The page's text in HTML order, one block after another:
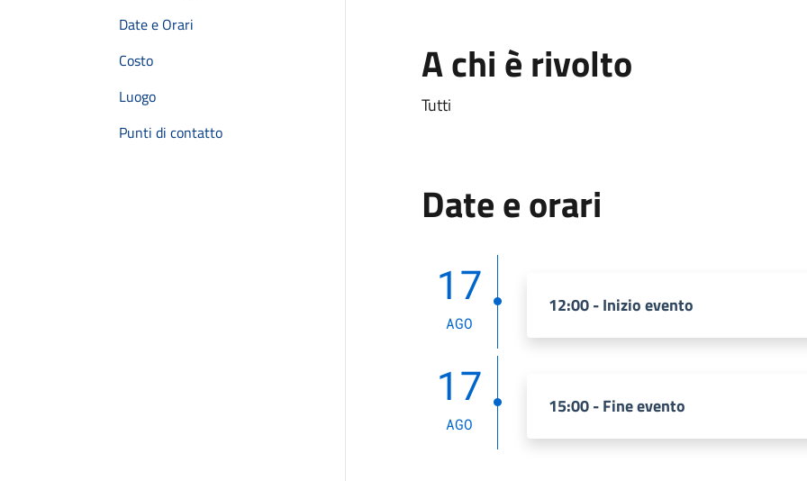
Date e Orari
Costo
Luogo
Punti di contatto
A chi è rivolto
Tutti
Date e orari
17
AGO
12:00 - Inizio evento
17
AGO
15:00 - Fine evento